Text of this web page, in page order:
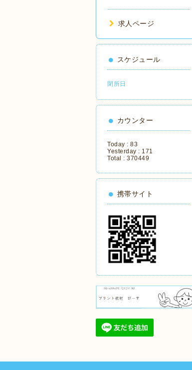
求人ページ
スケジュール
閉所日
カウンター
Today : 83
Yesterday : 171
Total : 370449
携帯サイト